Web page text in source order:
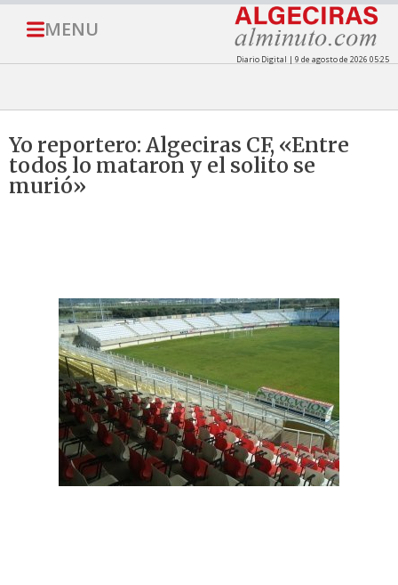
MENU
Diario Digital | 9 de agosto de 2026 05:25
Yo reportero: Algeciras CF, «Entre
todos lo mataron y el solito se
murió»